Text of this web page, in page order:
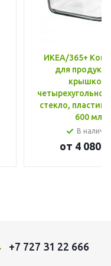
ИКЕА/365+
для
крышкой,
стекло, пластик
600 мл
В
от 4 080 ₸
+7 727 31 22 666